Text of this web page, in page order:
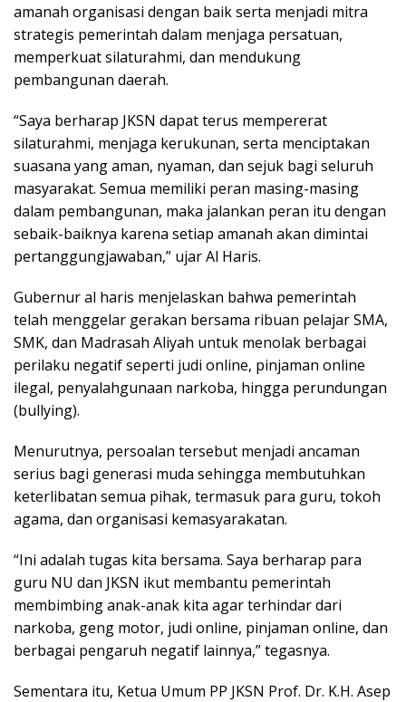
amanah organisasi dengan baik serta menjadi mitra
strategis pemerintah dalam menjaga persatuan,
memperkuat silaturahmi, dan mendukung
pembangunan daerah.
“Saya berharap JKSN dapat terus mempererat
silaturahmi, menjaga kerukunan, serta menciptakan
suasana yang aman, nyaman, dan sejuk bagi seluruh
masyarakat. Semua memiliki peran masing-masing
dalam pembangunan, maka jalankan peran itu dengan
sebaik-baiknya karena setiap amanah akan dimintai
pertanggungjawaban,” ujar Al Haris.
Gubernur al haris menjelaskan bahwa pemerintah
telah menggelar gerakan bersama ribuan pelajar SMA,
SMK, dan Madrasah Aliyah untuk menolak berbagai
perilaku negatif seperti judi online, pinjaman online
ilegal, penyalahgunaan narkoba, hingga perundungan
(bullying).
Menurutnya, persoalan tersebut menjadi ancaman
serius bagi generasi muda sehingga membutuhkan
keterlibatan semua pihak, termasuk para guru, tokoh
agama, dan organisasi kemasyarakatan.
“Ini adalah tugas kita bersama. Saya berharap para
guru NU dan JKSN ikut membantu pemerintah
membimbing anak-anak kita agar terhindar dari
narkoba, geng motor, judi online, pinjaman online, dan
berbagai pengaruh negatif lainnya,” tegasnya.
Sementara itu, Ketua Umum PP JKSN Prof. Dr. K.H. Asep